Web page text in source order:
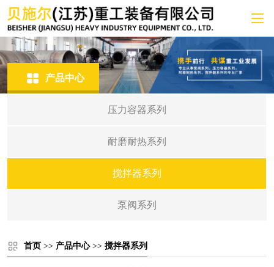
产品中心
压力容器系列
耐磨耐热系列
搅拌器系列
泵阀系列
首页 >> 产品中心>> 搅拌器系列